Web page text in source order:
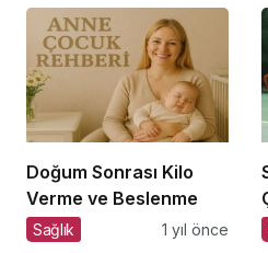
Doğum Sonrası Kilo
Verme ve Beslenme
Sağlık 1 yıl önce